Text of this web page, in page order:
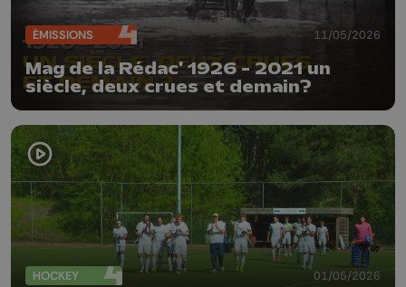
ÉMISSIONS 11/05/2026
Mag de la Rédac' 1926 - 2021 un
siècle, deux crues et demain?
HOCKEY 01/05/2026